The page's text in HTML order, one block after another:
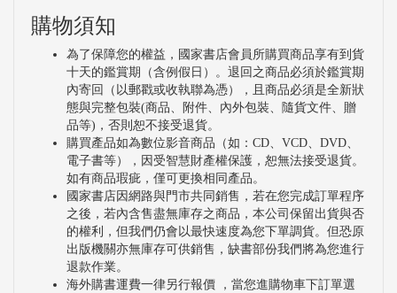
購物須知
為了保障您的權益，國家書店會員所購買商品享有到貨
十天的鑑賞期（含例假日）。退回之商品必須於鑑賞期
內寄回（以郵戳或收執聯為憑），且商品必須是全新狀
態與完整包裝(商品、附件、內外包裝、隨貨文件、贈
品等)，否則恕不接受退貨。
購買產品如為數位影音商品（如：CD、VCD、DVD、
電子書等），因受智慧財產權保護，恕無法接受退貨。
如有商品瑕疵，僅可更換相同產品。
國家書店因網路與門市共同銷售，若在您完成訂單程序
之後，若內含售盡無庫存之商品，本公司保留出貨與否
的權利，但我們仍會以最快速度為您下單調貨。但恐原
出版機關亦無庫存可供銷售，缺書部份我們將為您進行
退款作業。
海外購書運費一律另行報價 ，當您進購物車下訂單選